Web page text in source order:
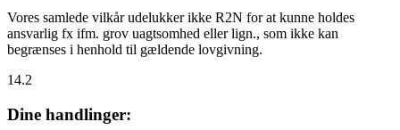
Vores samlede vilkår udelukker ikke R2N for at kunne holdes
ansvarlig fx ifm. grov uagtsomhed eller lign., som ikke kan
begrænses i henhold til gældende lovgivning.
14.2
Dine handlinger: